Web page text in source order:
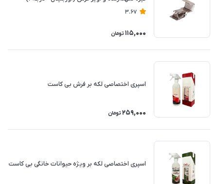
3.67
115,000 تومان
اسپری اختصاصی لکه بر فرش بی کاست
259,000 تومان
اسپری اختصاصی لکه بر ویژه حیوانات خانگی بی کاست